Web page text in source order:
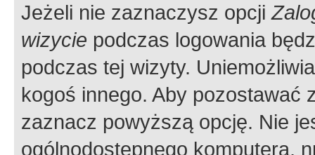
Jeżeli nie zaznaczysz opcji
wizycie podczas logowania
podczas tej wizyty.
kogoś innego. Aby pozostawać
zaznacz powyższą opcję. Nie
ogólnodostępnego komputera,